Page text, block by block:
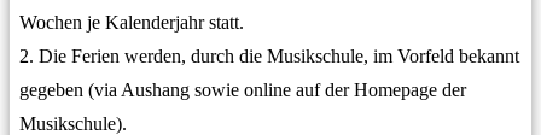
Wochen je Kalenderjahr statt.
2. Die Ferien werden, durch die Musikschule, im Vorfeld bekannt
gegeben (via Aushang sowie online auf der Homepage der
Musikschule).